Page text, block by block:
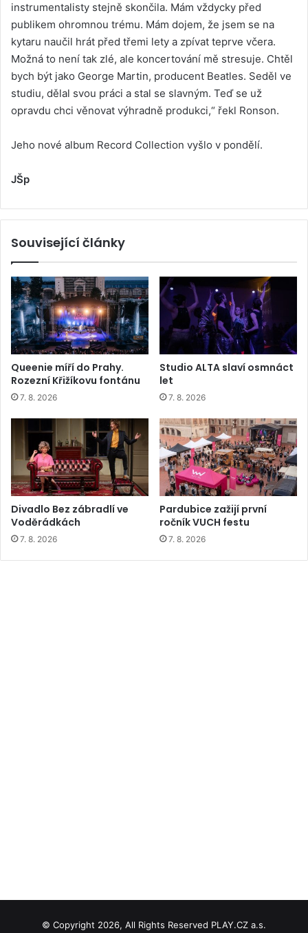
instrumentalisty stejně skončila. Mám vždycky před
publikem ohromnou trému. Mám dojem, že jsem se na
kytaru naučil hrát před třemi lety a zpívat teprve včera.
Možná to není tak zlé, ale koncertování mě stresuje. Chtěl
bych být jako George Martin, producent Beatles. Seděl ve
studiu, dělal svou práci a stal se slavným. Teď se už
opravdu chci věnovat výhradně produkci,“ řekl Ronson.
Jeho nové album Record Collection vyšlo v pondělí.
JŠp
Související články
Queenie míří do Prahy.
Rozezní Křižíkovu fontánu
7. 8. 2026
Studio ALTA slaví osmnáct
let
7. 8. 2026
Divadlo Bez zábradlí ve
Voděrádkách
7. 8. 2026
Pardubice zažijí první
ročník VUCH festu
7. 8. 2026
© Copyright 2026, All Rights Reserved PLAY.CZ a.s.